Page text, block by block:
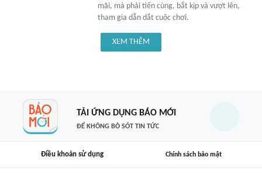
mãi, mà phải tiến cùng, bắt kịp và vượt lên,
tham gia dẫn dắt cuộc chơi.
XEM THÊM
TẢI ỨNG DỤNG BÁO MỚI
ĐỂ KHÔNG BỎ SÓT TIN TỨC
Điều khoản sử dụng Chính sách bảo mật